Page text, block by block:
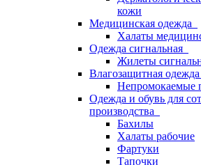
кожи
Медицинская одежда
Халаты
Одежда сигнальная
Жилеты
Влагозащитная
Непромокаемые
Одежда и обувь для
производства
Бахилы
Халаты рабочие
Фартуки
Тапочки